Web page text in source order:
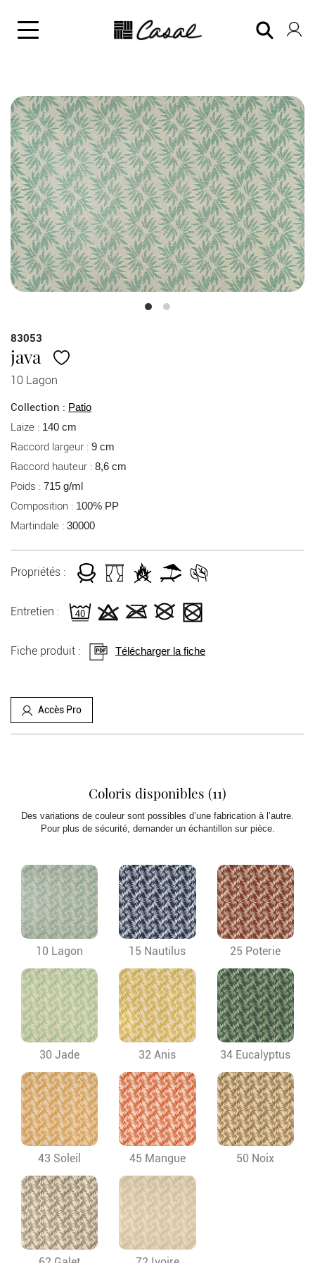
83053
java
10 Lagon
Collection : Patio
Laize : 140 cm
Raccord largeur : 9 cm
Raccord hauteur : 8,6 cm
Poids : 715 g/ml
Composition : 100% PP
Martindale : 30000
Propriétés :
Entretien :
Fiche produit : Télécharger la fiche
Accès Pro
Coloris disponibles (11)
Des variations de couleur sont possibles d’une fabrication à l’autre.
Pour plus de sécurité, demander un échantillon sur pièce.
10 Lagon 15 Nautilus 25 Poterie
30 Jade 32 Anis 34 Eucalyptus
43 Soleil 45 Mangue 50 Noix